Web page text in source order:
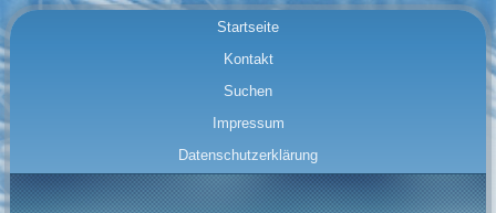
Startseite
Kontakt
Suchen
Impressum
Datenschutzerklärung